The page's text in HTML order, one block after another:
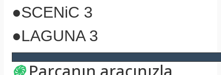
●SCENiC 3
●LAGUNA 3